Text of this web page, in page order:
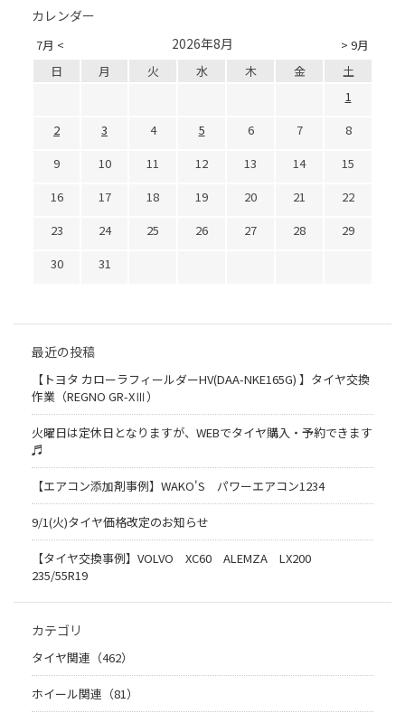
カレンダー
7月 < > 9月
2026年8月
日 月 火 水 木 金
土
1
2
3 4 5 6 7
8
9
10 11 12 13 14
15
16
17 18 19 20 21
22
23
24 25 26 27 28
29
30
31
最近の投稿
【トヨタ カローラフィールダーHV(DAA-NKE165G) 】タイヤ交換
作業（REGNO GR-XⅢ）
火曜日は定休日となりますが、WEBでタイヤ購入・予約できます
♬
【エアコン添加剤事例】WAKO'S パワーエアコン1234
9/1(火)タイヤ価格改定のお知らせ
【タイヤ交換事例】VOLVO XC60 ALEMZA LX200
235/55R19
カテゴリ
タイヤ関連（462）
ホイール関連（81）